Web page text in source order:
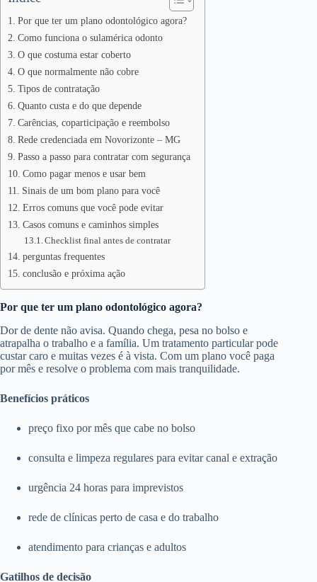
Por que ter um plano odontológico agora?
Como funciona o sulamérica odonto
O que costuma estar coberto
O que normalmente não cobre
Tipos de contratação
Quanto custa e do que depende
Carências, coparticipação e reembolso
Rede credenciada em Novorizonte – MG
Passo a passo para contratar com segurança
Como pagar menos e usar bem
Sinais de um bom plano para você
Erros comuns que você pode evitar
Casos comuns e caminhos simples
Checklist final antes de contratar
perguntas frequentes
conclusão e próxima ação
Por que ter um plano odontológico agora?
Dor de dente não avisa. Quando chega, pesa no bolso e
atrapalha o trabalho e a família. Um tratamento particular pode
custar caro e muitas vezes é à vista. Com um plano você paga
por mês e resolve o problema com mais tranquilidade.
Benefícios práticos
preço fixo por mês que cabe no bolso
consulta e limpeza regulares para evitar canal e extração
urgência 24 horas para imprevistos
rede de clínicas perto de casa e do trabalho
atendimento para crianças e adultos
Gatilhos de decisão